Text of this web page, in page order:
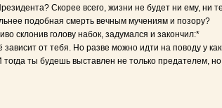
Скорее всего, жизни не будет ни ему, ни
подобная смерть вечным мучениям и позору?
склонив голову набок, задумался и закончил:*
зависит от тебя. Но разве можно идти на поводу у
ты будешь выставлен не только предателем,